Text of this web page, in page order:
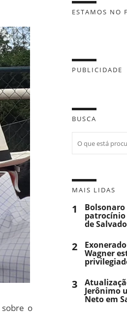
sobre o
ESTAMOS NO
PUBLICIDADE
BUSCA
MAIS LIDAS
1 patrocínio
de
2 Wagner
3 Jerônimo
Neto em